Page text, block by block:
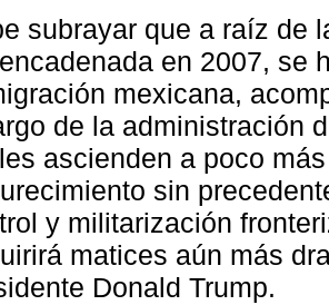
subrayar que a raíz de
en 2007, se
mexicana,
de la administración
ascienden a poco
sin
y militarización
matices aún más
Donald Trump.